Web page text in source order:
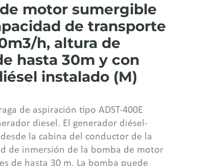
motor sumergible
de transporte
h, altura de
hasta 30m y con
instalado (M)
de aspiración tipo ADST-400E
diesel. El generador diésel-
la cabina del conductor de la
de inmersión de la bomba de motor
de hasta 30 m. La bomba puede